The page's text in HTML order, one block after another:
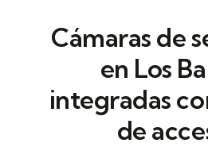
Cámaras de
en Los
integradas
de